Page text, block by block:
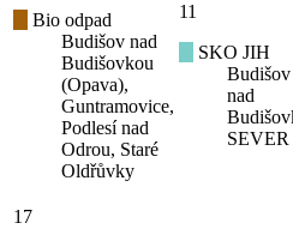
Bio odpad
Budišov nad
Budišovkou
(Opava),
Guntramovice,
Podlesí nad
Odrou, Staré
Oldřůvky
11
SKO JIH
Budišov
nad
SEVER
17